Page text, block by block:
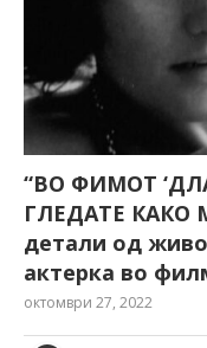
“ВО ФИМОТ
ГЛЕДАТЕ КАКО
детали од
актерка во
октомври 27, 2022